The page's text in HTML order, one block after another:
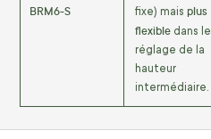
BRM6-S
fixe) mais plus
flexible dans le
réglage de la
hauteur
intermédiaire.